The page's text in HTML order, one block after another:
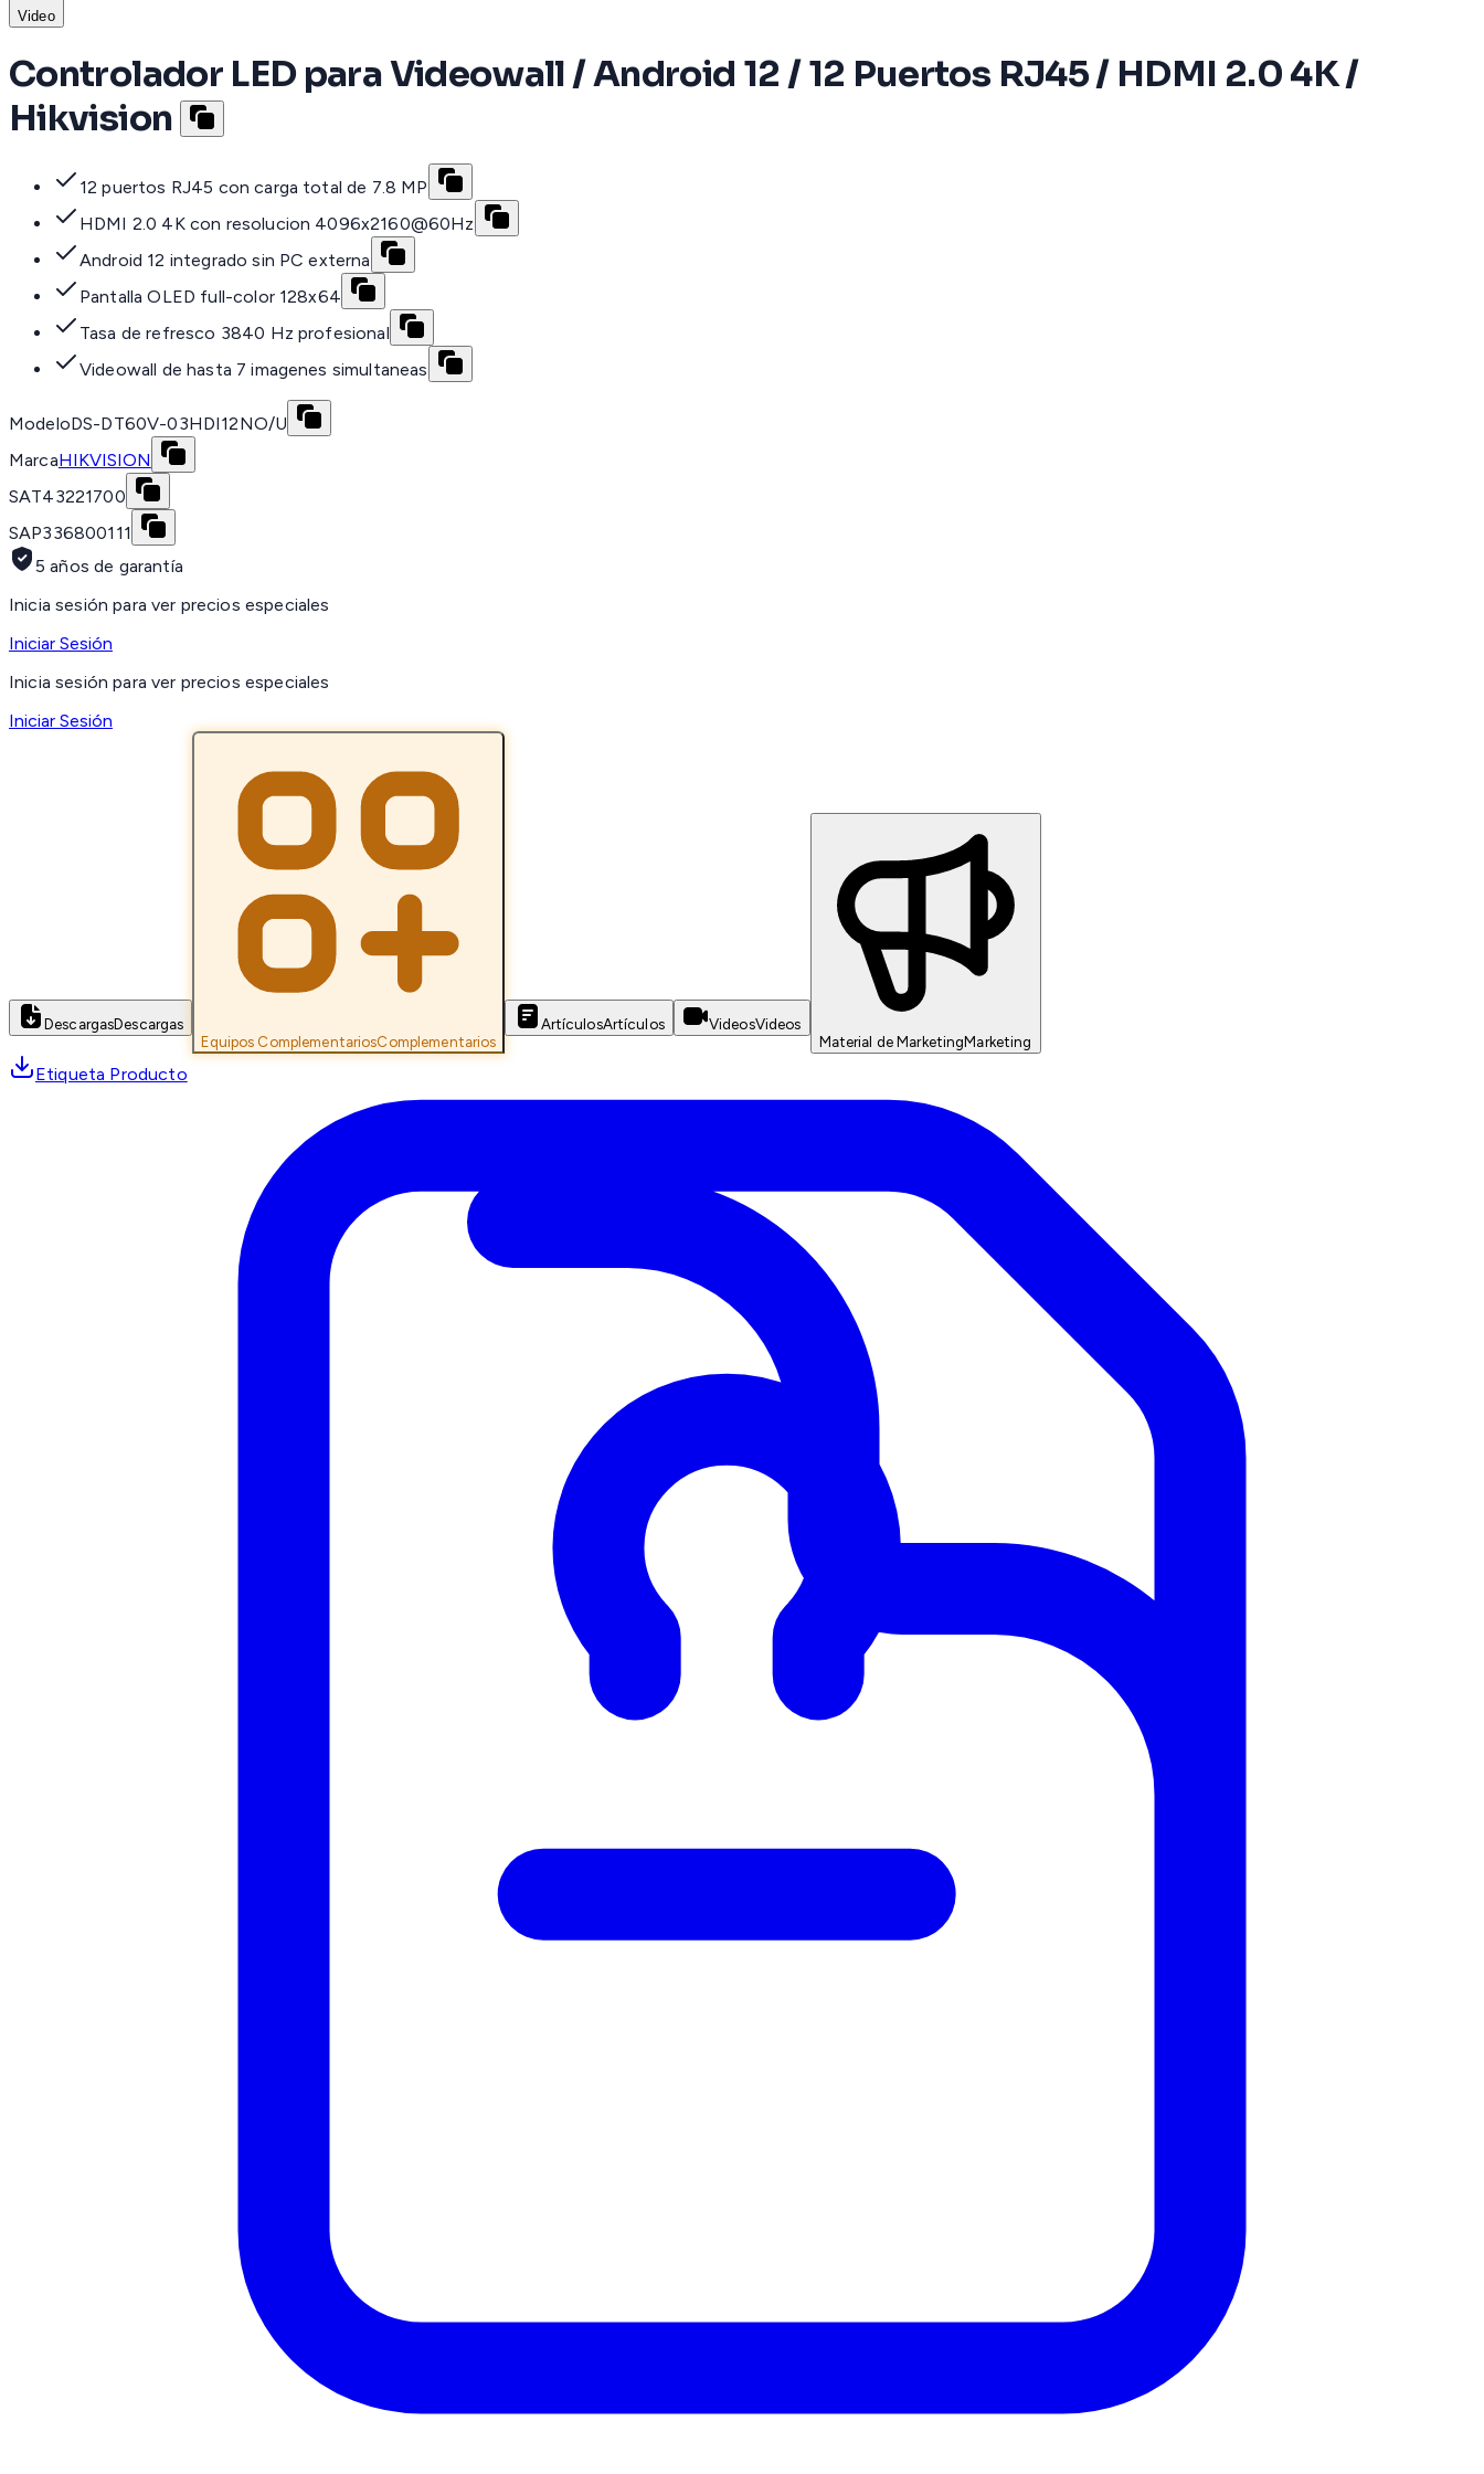
Video
Controlador LED para Videowall / Android 12 / 12 Puertos RJ45 / HDMI 2.0 4K /
Hikvision
12 puertos RJ45 con carga total de 7.8 MP
HDMI 2.0 4K con resolucion 4096x2160@60Hz
Android 12 integrado sin PC externa
Pantalla OLED full-color 128x64
Tasa de refresco 3840 Hz profesional
Videowall de hasta 7 imagenes simultaneas
ModeloDS-DT60V-03HDI12NO/U
MarcaHIKVISION
SAT43221700
SAP336800111
5 años de garantía
Inicia sesión para ver precios especiales
Iniciar Sesión
Inicia sesión para ver precios especiales
Iniciar Sesión
DescargasDescargas
Equipos ComplementariosComplementarios
ArtículosArtículos VideosVideos
Material de MarketingMarketing
Etiqueta Producto